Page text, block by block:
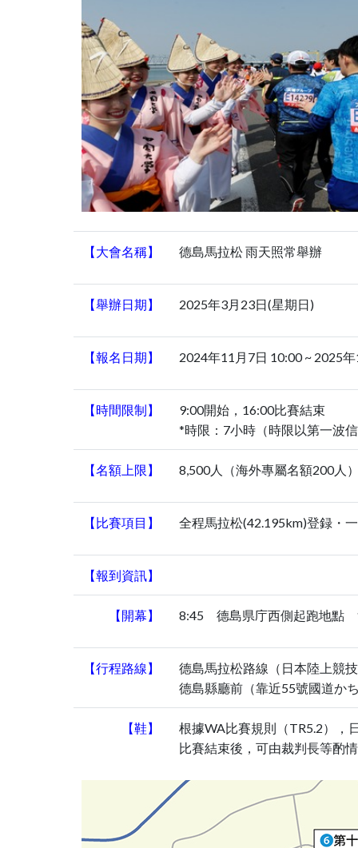
【大會名稱】 德島馬拉松 雨天照常舉辦
【舉辦日期】 2025年3月23日(星期日)
【報名日期】 2024年11月7日 10:00 ~ 2025
【時間限制】
9:00開始，16:00比賽結束
*時限：7小時（時限以第一波
【名額上限】 8,500人（海外專屬名額200人
【比賽項目】 全程馬拉松(42.195km)登録・
【報到資訊】
【開幕】 8:45 德島県庁西側起跑地點
【行程路線】
德島馬拉松路線（日本陸上競
德島縣廳前（靠近55號國道か
【鞋】
根據WA比賽規則（TR5.2），
比賽結束後，可由裁判長等酌